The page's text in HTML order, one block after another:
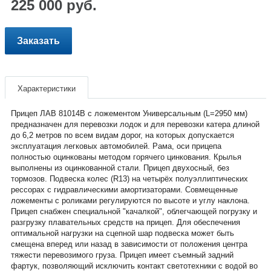
225 000 руб.
Заказать
Характеристики
Прицеп ЛАВ 81014В с ложементом Универсальным (L=2950 мм)
предназначен для перевозки лодок и для перевозки катера длиной
до 6,2 метров по всем видам дорог, на которых допускается
эксплуатация легковых автомобилей. Рама, оси прицепа
полностью оцинкованы методом горячего цинкования. Крылья
выполнены из оцинкованной стали. Прицеп двухосный, без
тормозов. Подвеска колес (R13) на четырёх полуэллиптических
рессорах с гидравлическими амортизаторами. Совмещенные
ложементы с роликами регулируются по высоте и углу наклона.
Прицеп снабжен специальной "качалкой", облегчающей погрузку и
разгрузку плавательных средств на прицеп. Для обеспечения
оптимальной нагрузки на сцепной шар подвеска может быть
смещена вперед или назад в зависимости от положения центра
тяжести перевозимого груза. Прицеп имеет съемный задний
фартук, позволяющий исключить контакт светотехники с водой во